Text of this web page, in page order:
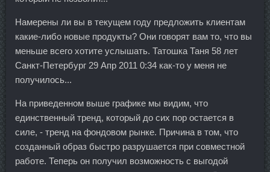
Намерены ли вы в текущем году предложить клиентам
какие-либо новые продукты? Они говорят вам то, что вы
меньше всего хотите услышать. Татошка Таня 58 лет
Санкт-Петербург 29 Апр 2011 0:34 как-то у меня не
получилось...
На приведенном выше графике мы видим, что
единственный тренд, который до сих пор остается в
силе, - тренд на фондовом рынке. Причина в том, что
созданный образ быстро разрушается при совместной
работе. Теперь он получил возможность с выгодой